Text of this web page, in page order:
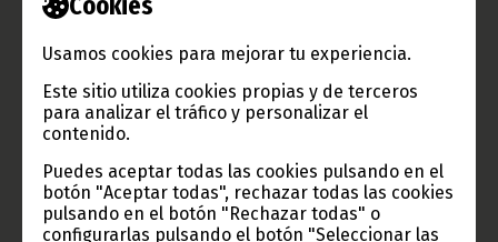
Usamos cookies para mejorar tu experiencia.
Este sitio utiliza cookies propias y de terceros
para analizar el tráfico y personalizar el
contenido.
Puedes aceptar todas las cookies pulsando en el
botón "Aceptar todas", rechazar todas las cookies
pulsando en el botón "Rechazar todas" o
configurarlas pulsando el botón "Seleccionar las
Gobierno e Instituciones
Información de Guinea Ecuatorial